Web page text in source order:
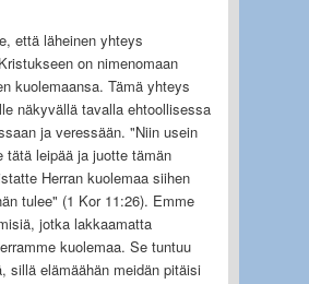
että läheinen yhteys
on nimenomaan
kuolemaansa. Tämä yhteys
näkyvällä tavalla ehtoollisessa
ja veressään. "Niin usein
tätä leipää ja juotte tämän
Herran kuolemaa siihen
tulee" (1 Kor 11:26). Emme
jotka lakkaamatta
kuolemaa. Se tuntuu
sillä elämäähän meidän pitäisi